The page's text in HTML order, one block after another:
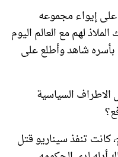
إيواء مجموعه
لهم مع العالم اليوم
شاهد وأطلع على
السياسية
تنفذ سيناريو قتل